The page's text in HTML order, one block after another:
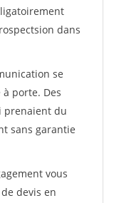
dans
se
porte. Des
prenaient du
sans garantie
vous
devis en